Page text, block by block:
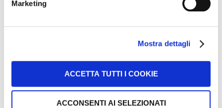
Marketing
Mostra dettagli
ACCETTA TUTTI I COOKIE
ACCONSENTI AI SELEZIONATI